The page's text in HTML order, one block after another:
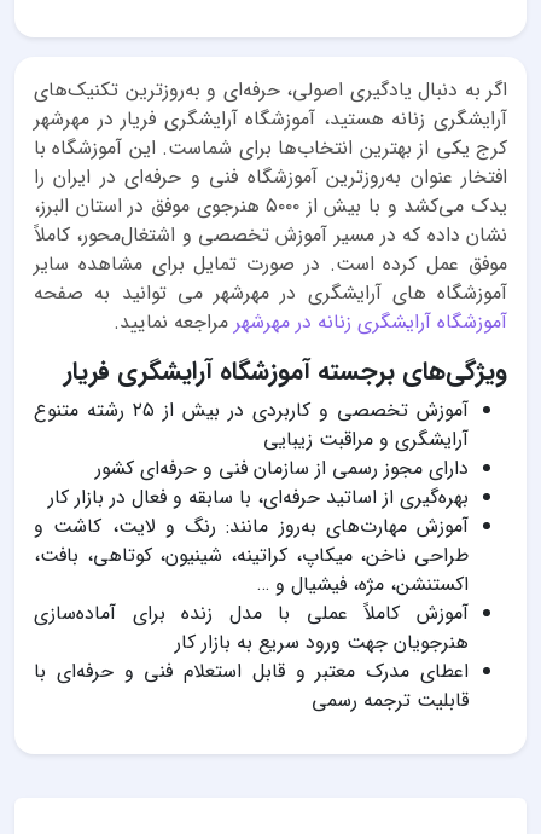
اگر به دنبال یادگیری اصولی، حرفه‌ای و به‌روزترین تکنیک‌های
آرایشگری زنانه هستید، آموزشگاه آرایشگری فریار در مهرشهر
کرج یکی از بهترین انتخاب‌ها برای شماست. این آموزشگاه با
افتخار عنوان به‌روزترین آموزشگاه فنی و حرفه‌ای در ایران را
یدک می‌کشد و با بیش از ۵۰۰۰ هنرجوی موفق در استان البرز،
نشان داده که در مسیر آموزش تخصصی و اشتغال‌محور، کاملاً
موفق عمل کرده است. در صورت تمایل برای مشاهده سایر
آموزشگاه های آرایشگری در مهرشهر می توانید به صفحه
آموزشگاه آرایشگری زنانه در مهرشهر مراجعه نمایید.
ویژگی‌های برجسته آموزشگاه آرایشگری فریار
آموزش تخصصی و کاربردی در بیش از ۲۵ رشته متنوع
آرایشگری و مراقبت زیبایی
دارای مجوز رسمی از سازمان فنی و حرفه‌ای کشور
بهره‌گیری از اساتید حرفه‌ای، با سابقه و فعال در بازار کار
آموزش مهارت‌های به‌روز مانند: رنگ و لایت، کاشت و
طراحی ناخن، میکاپ، کراتینه، شینیون، کوتاهی، بافت،
اکستنشن، مژه، فیشیال و …
آموزش کاملاً عملی با مدل زنده برای آماده‌سازی
هنرجویان جهت ورود سریع به بازار کار
اعطای مدرک معتبر و قابل استعلام فنی و حرفه‌ای با
قابلیت ترجمه رسمی